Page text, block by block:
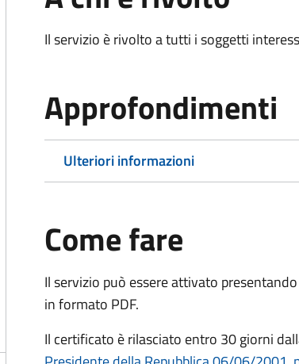
Il servizio è rivolto a tutti i soggetti
Approfondimenti
Ulteriori informazioni
Come fare
Il servizio può essere attivato
in formato PDF.
Il certificato è rilasciato entro 30 giorni